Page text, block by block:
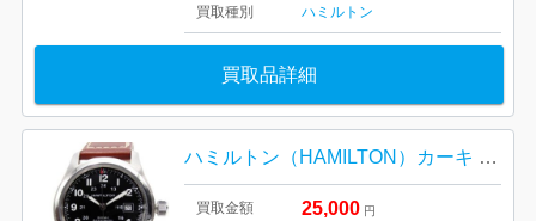
買取種別 ハミルトン
買取品詳細
ハミルトン（HAMILTON）カーキ フィールド オート 自動巻き
買取金額 25,000 円